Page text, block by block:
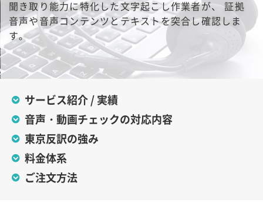
聞き取り能力に特化した文字起こし作業者が、
証拠
音声や音声コンテンツとテキストを突合し確認しま
す。
サービス紹介 / 実績
音声・動画チェックの対応内容
東京反訳の強み
料金体系
ご注文方法